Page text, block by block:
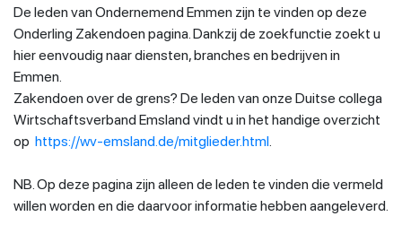
De leden van Ondernemend Emmen zijn te vinden op deze
Onderling Zakendoen pagina. Dankzij de zoekfunctie zoekt u
hier eenvoudig naar diensten, branches en bedrijven in
Emmen.
Zakendoen over de grens? De leden van onze Duitse collega
Wirtschaftsverband Emsland vindt u in het handige overzicht
op https://wv-emsland.de/mitglieder.html.
NB. Op deze pagina zijn alleen de leden te vinden die vermeld
willen worden en die daarvoor informatie hebben aangeleverd.